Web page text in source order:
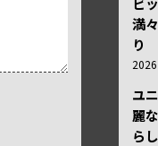
満
り
ユ
麗
ら